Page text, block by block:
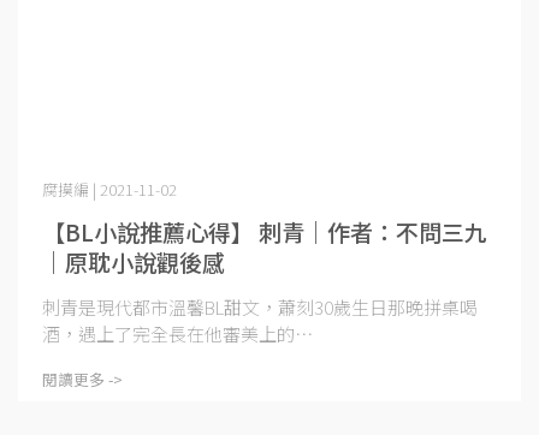
【BL小說推薦心得】 刺青｜作者：不問三九
｜原耽小說觀後感
腐摸編 | 2021-11-02
刺青是現代都市溫馨BL甜文，蕭刻30歲生日那晚拼桌喝
酒，遇上了完全長在他審美上的⋯
閱讀更多 ->